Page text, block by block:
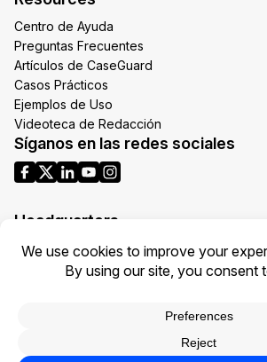
Centro de Ayuda
Preguntas Frecuentes
Artículos de CaseGuard
Casos Prácticos
Ejemplos de Uso
Videoteca de Redacción
Síganos en las redes sociales
Headquarters
1700 N Moore St Suite 1701
Arlington VA 22209